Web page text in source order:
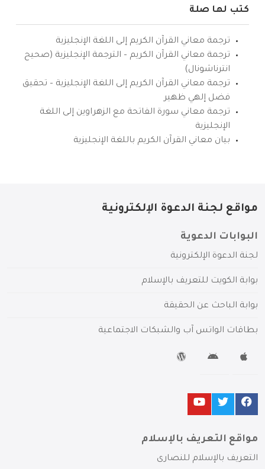
كتب لها صلة
ترجمة معاني القرآن الكريم إلى اللغة الإنجليزية
ترجمة معاني القرآن الكريم – الترجمة الإنجليزية (صحيح
انترناشونال)
ترجمة معاني القرآن الكريم إلى اللغة الإنجليزية – تحقيق
فضل إلهي ظهير
ترجمة معاني سورة الفاتحة مع الزهراوين إلى اللغة
الإنجليزية
بيان معاني القرآن الكريم باللغة الإنجليزية
مواقع لجنة الدعوة الإلكترونية
البوابات الدعوية
لجنة الدعوة الإلكترونية
بوابة الكويت للتعريف بالإسلام
بوابة الباحث عن الحقيقة
بطاقات الواتس آب والشبكات الاجتماعية
مواقع التعريف بالإسلام
التعريف بالإسلام للنصارى